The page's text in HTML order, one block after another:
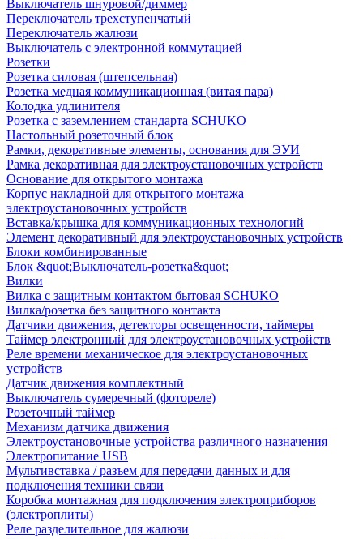
Выключатель шнуровой/диммер
Переключатель трехступенчатый
Переключатель жалюзи
Выключатель с электронной коммутацией
Розетки
Розетка силовая (штепсельная)
Розетка медная коммуникационная (витая пара)
Колодка удлинителя
Розетка с заземлением стандарта SCHUKO
Настольный розеточный блок
Рамки, декоративные элементы, основания для ЭУИ
Рамка декоративная для электроустановочных устройств
Основание для открытого монтажа
Корпус накладной для открытого монтажа
электроустановочных устройств
Вставка/крышка для коммуникационных технологий
Элемент декоративный для электроустановочных устройств
Блоки комбинированные
Блок &quot;Выключатель-розетка&quot;
Вилки
Вилка с защитным контактом бытовая SCHUKO
Вилка/розетка без защитного контакта
Датчики движения, детекторы освещенности, таймеры
Таймер электронный для электроустановочных устройств
Реле времени механическое для электроустановочных
устройств
Датчик движения комплектный
Выключатель сумеречный (фотореле)
Розеточный таймер
Механизм датчика движения
Электроустановочные устройства различного назначения
Электропитание USB
Мультивставка / разъем для передачи данных и для
подключения техники связи
Коробка монтажная для подключения электроприборов
(электроплиты)
Реле разделительное для жалюзи